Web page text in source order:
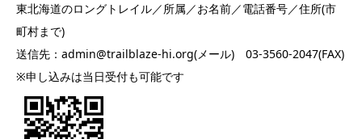
東北海道のロングトレイル／所属／お名前／電話番号／住所(市
町村まで)
送信先：admin@trailblaze-hi.org(メール) 03-3560-2047(FAX)
※申し込みは当日受付も可能です